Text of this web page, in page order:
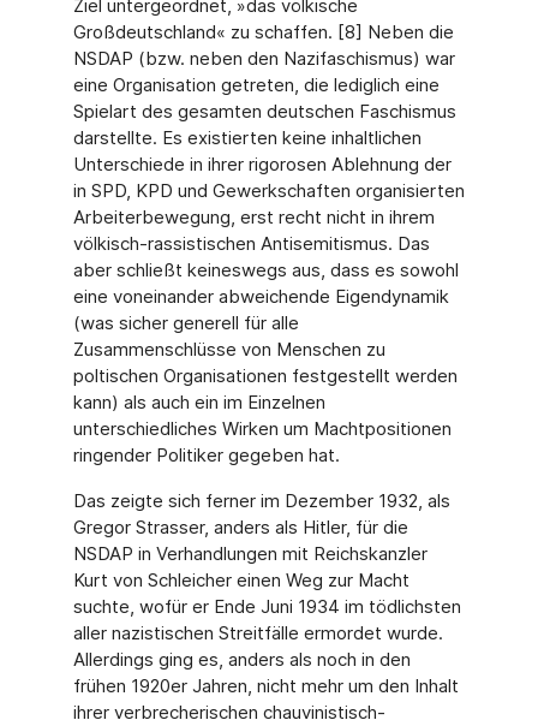
Ziel untergeordnet, »das völkische
Großdeutschland« zu schaffen. [8] Neben die
NSDAP (bzw. neben den Nazifaschismus) war
eine Organisation getreten, die lediglich eine
Spielart des gesamten deutschen Faschismus
darstellte. Es existierten keine inhaltlichen
Unterschiede in ihrer rigorosen Ablehnung der
in SPD, KPD und Gewerkschaften organisierten
Arbeiterbewegung, erst recht nicht in ihrem
völkisch-rassistischen Antisemitismus. Das
aber schließt keineswegs aus, dass es sowohl
eine voneinander abweichende Eigendynamik
(was sicher generell für alle
Zusammenschlüsse von Menschen zu
poltischen Organisationen festgestellt werden
kann) als auch ein im Einzelnen
unterschiedliches Wirken um Machtpositionen
ringender Politiker gegeben hat.
Das zeigte sich ferner im Dezember 1932, als
Gregor Strasser, anders als Hitler, für die
NSDAP in Verhandlungen mit Reichskanzler
Kurt von Schleicher einen Weg zur Macht
suchte, wofür er Ende Juni 1934 im tödlichsten
aller nazistischen Streitfälle ermordet wurde.
Allerdings ging es, anders als noch in den
frühen 1920er Jahren, nicht mehr um den Inhalt
ihrer verbrecherischen chauvinistisch-